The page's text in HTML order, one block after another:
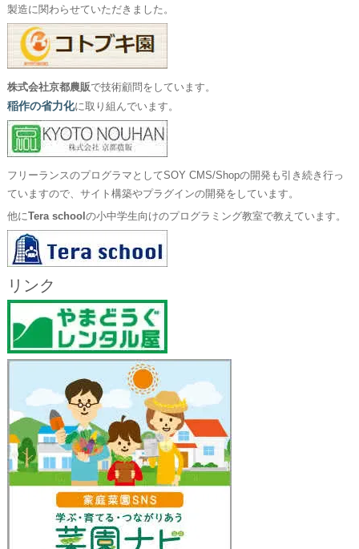
製造に関わらせていただきました。
株式会社京都農販で技術顧問をしています。
稲作の省力化に取り組んでいます。
フリーランスのプログラマとしてSOY CMS/Shopの開発も引き続き行っ
ていますので、サイト構築やプラグインの開発をしています。
他にTera school の小中学生向けのプログラミング教室で教えています。
リンク